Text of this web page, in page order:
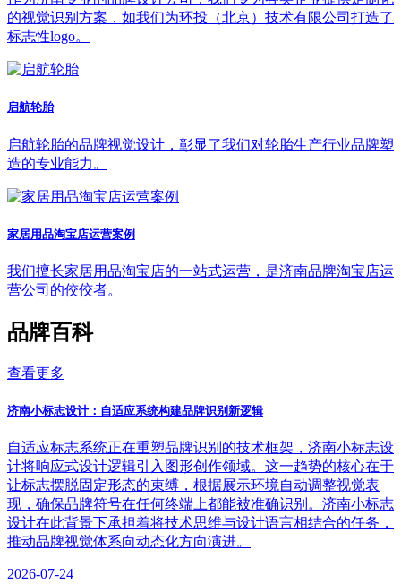
的视觉识别方案，如我们为环投（北京）技术有限公司打造了
标志性logo。
启航轮胎
启航轮胎的品牌视觉设计，彰显了我们对轮胎生产行业品牌塑
造的专业能力。
家居用品淘宝店运营案例
我们擅长家居用品淘宝店的一站式运营，是济南品牌淘宝店运
营公司的佼佼者。
品牌百科
查看更多
济南小标志设计：自适应系统构建品牌识别新逻辑
自适应标志系统正在重塑品牌识别的技术框架，济南小标志设
计将响应式设计逻辑引入图形创作领域。这一趋势的核心在于
让标志摆脱固定形态的束缚，根据展示环境自动调整视觉表
现，确保品牌符号在任何终端上都能被准确识别。济南小标志
设计在此背景下承担着将技术思维与设计语言相结合的任务，
推动品牌视觉体系向动态化方向演进。
2026-07-24